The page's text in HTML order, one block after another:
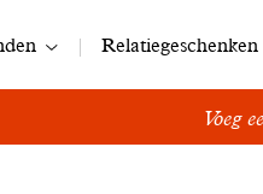
Relatiegeschenken
Voeg